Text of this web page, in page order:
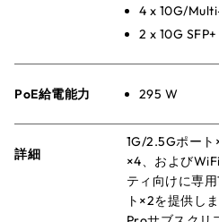
4 x 10G/
2 x 10G
PoE給電能力 295 W
詳細
1G/2.5Gポート
×4、および
ティ向けに専
ト×2を提供し